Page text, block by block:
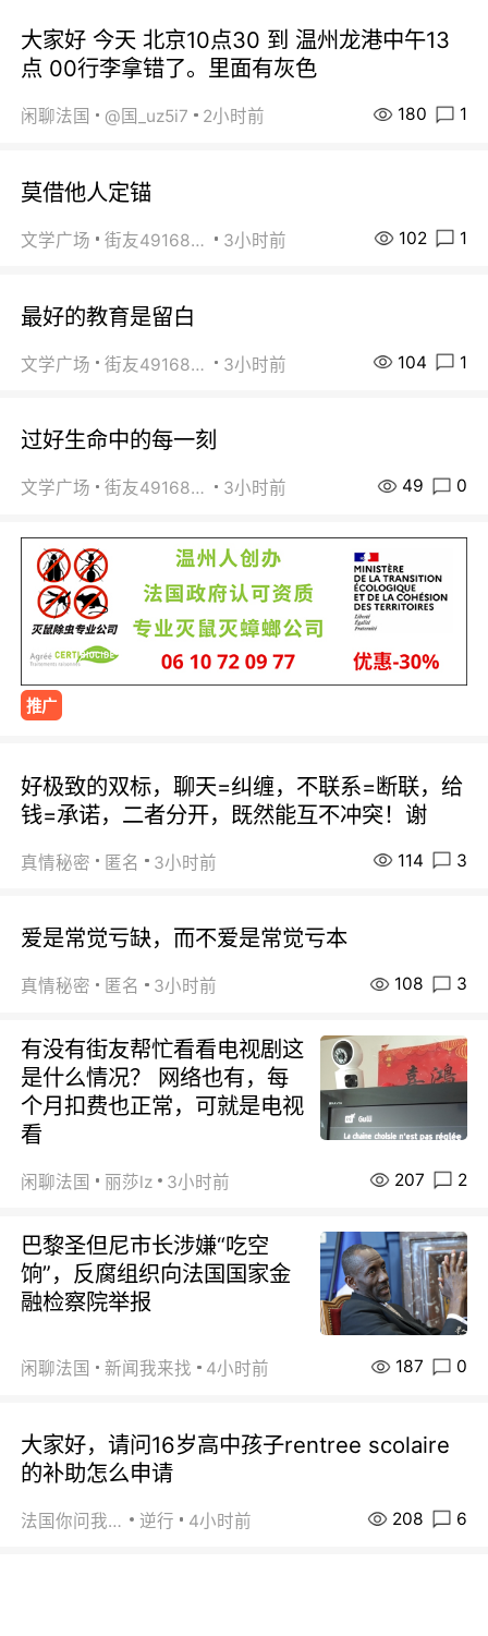
大家好 今天 北京10点30 到 温州龙港中午13
点 00行李拿错了。里面有灰色
闲聊法国 @国_uz5i7 2小时前 180 1
莫借他人定锚
文学广场 街友49168527 3小时前 102 1
最好的教育是留白
文学广场 街友49168527 3小时前 104 1
过好生命中的每一刻
文学广场 街友49168527 3小时前 49 0
推广
好极致的双标，聊天=纠缠，不联系=断联，给
钱=承诺，二者分开，既然能互不冲突！谢
真情秘密 匿名 3小时前 114 3
爱是常觉亏缺，而不爱是常觉亏本
真情秘密 匿名 3小时前 108 3
有没有街友帮忙看看电视剧这
是什么情况？ 网络也有，每
个月扣费也正常，可就是电视
看
闲聊法国 丽莎lz 3小时前 207 2
巴黎圣但尼市长涉嫌“吃空
饷”，反腐组织向法国国家金
融检察院举报
闲聊法国 新闻我来找 4小时前 187 0
大家好，请问16岁高中孩子rentree scolaire
的补助怎么申请
法国你问我答 逆行 4小时前 208 6